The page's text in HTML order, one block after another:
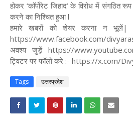
होकर ‘कॉर्पोरेट जिहाद’ के विरोध में
करने का निश्चित हुआ l
हमारे खबरों को शेयर करना न
https://www.facebook.com/
अवश्य जुड़ें https://
ट्विटर पर फॉलो करे :- https://x.com/
Tags उत्तरप्रदेश